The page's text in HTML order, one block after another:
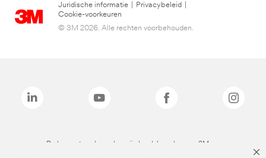
Juridische informatie Privacybeleid
Cookie-voorkeuren
© 3M 2026. Alle rechten voorbehouden.
De bovenstaande merken zijn handelsmerken van 3M.we